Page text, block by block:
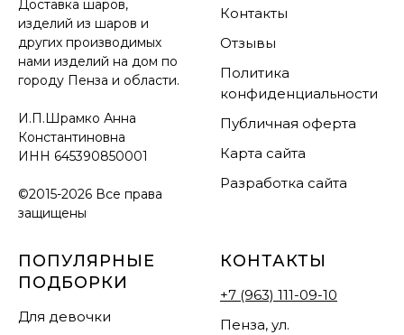
Доставка шаров,
изделий из шаров и
других производимых
нами изделий на дом по
городу Пенза и области.
И.П.Шрамко Анна
Константиновна
ИНН 645390850001
©2015-2026 Все права
защищены
Контакты
Отзывы
Политика
конфиденциальности
Публичная оферта
Карта сайта
Разработка сайта
ПОПУЛЯРНЫЕ
ПОДБОРКИ
Для девочки
КОНТАКТЫ
+7 (963) 111-09-10
Пенза, ул.